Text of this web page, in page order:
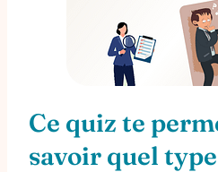
Ce quiz te
savoir quel